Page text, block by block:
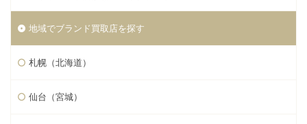
地域でブランド買取店を探す
札幌（北海道）
仙台（宮城）